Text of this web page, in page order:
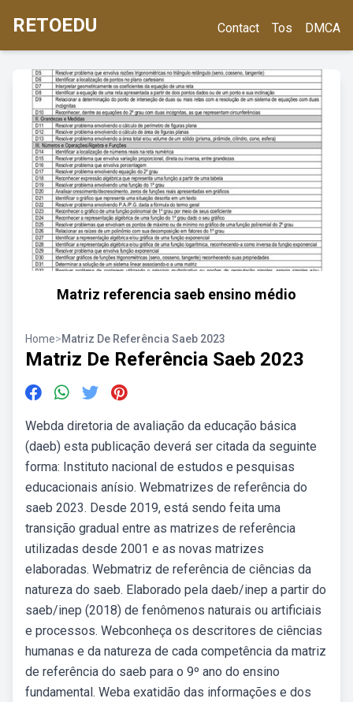
RETOEDU Contact Tos DMCA
Matriz referencia saeb ensino médio
Home>Matriz De Referência Saeb 2023
Matriz De Referência Saeb 2023
Webda diretoria de avaliação da educação básica
(daeb) esta publicação deverá ser citada da seguinte
forma: Instituto nacional de estudos e pesquisas
educacionais anísio. Webmatrizes de referência do
saeb 2023. Desde 2019, está sendo feita uma
transição gradual entre as matrizes de referência
utilizadas desde 2001 e as novas matrizes
elaboradas. Webmatriz de referência de ciências da
natureza do saeb. Elaborado pela daeb/inep a partir do
saeb/inep (2018) de fenômenos naturais ou artificiais
e processos. Webconheça os descritores de ciências
humanas e da natureza de cada competência da matriz
de referência do saeb para o 9º ano do ensino
fundamental. Weba exatidão das informações e dos